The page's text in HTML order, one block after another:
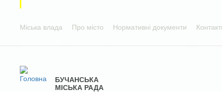
Міська влада Про місто Нормативні документи
БУЧАНСЬКА
МІСЬКА РАДА